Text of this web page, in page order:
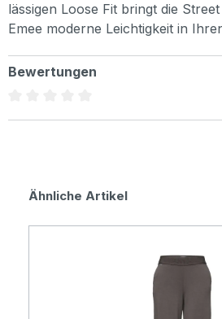
lässigen Loose Fit bringt die
Emee moderne Leichtigkeit in
Bewertungen
Produktgalerie überspringen
Ähnliche Artikel